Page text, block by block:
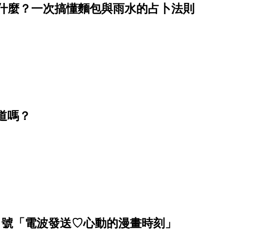
麼？一次搞懂麵包與雨水的占卜法則
嗎？
「電波發送♡心動的漫畫時刻」